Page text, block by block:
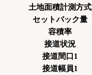
土地面積計測方式
セットバック量
容積率
接道状況
接道間口1
接道幅員1